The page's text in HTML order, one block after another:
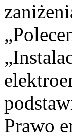
Prawo